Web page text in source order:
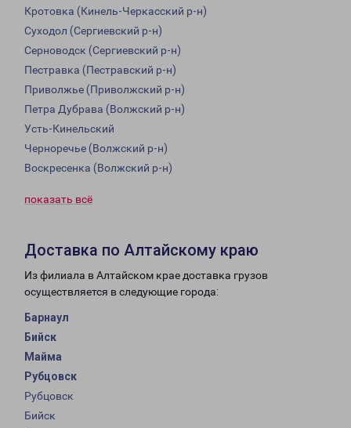
Кротовка (Кинель-Черкасский р-н)
Суходол (Сергиевский р-н)
Серноводск (Сергиевский р-н)
Пестравка (Пестравский р-н)
Приволжье (Приволжский р-н)
Петра Дубрава (Волжский р-н)
Усть-Кинельский
Черноречье (Волжский р-н)
Воскресенка (Волжский р-н)
показать всё
Доставка по Алтайскому краю
Из филиала в Алтайском крае доставка грузов
осуществляется в следующие города:
Барнаул
Бийск
Майма
Рубцовск
Рубцовск
Бийск